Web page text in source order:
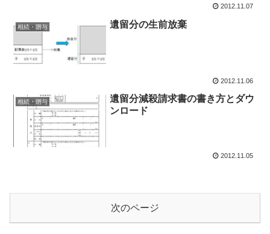
2012.11.07
相続・贈与 遺留分の生前放棄
2012.11.06
相続・贈与
遺留分減殺請求書の書き方とダウ
ンロード
2012.11.05
次のページ